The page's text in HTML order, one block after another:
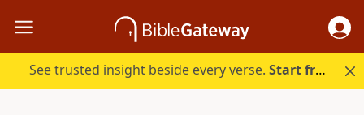
See trusted insight beside every verse.Start free.